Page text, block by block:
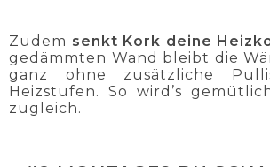
Zudem senkt Kork deine
gedämmten Wand bleibt die
ganz ohne zusätzliche
Heizstufen. So wird’s
zugleich.